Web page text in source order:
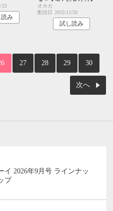
22
み
オカカ
配信日
2022/12/20
試し読み
27 28 29 30
次へ
イ 2026年9月号 ラインナッ
プ